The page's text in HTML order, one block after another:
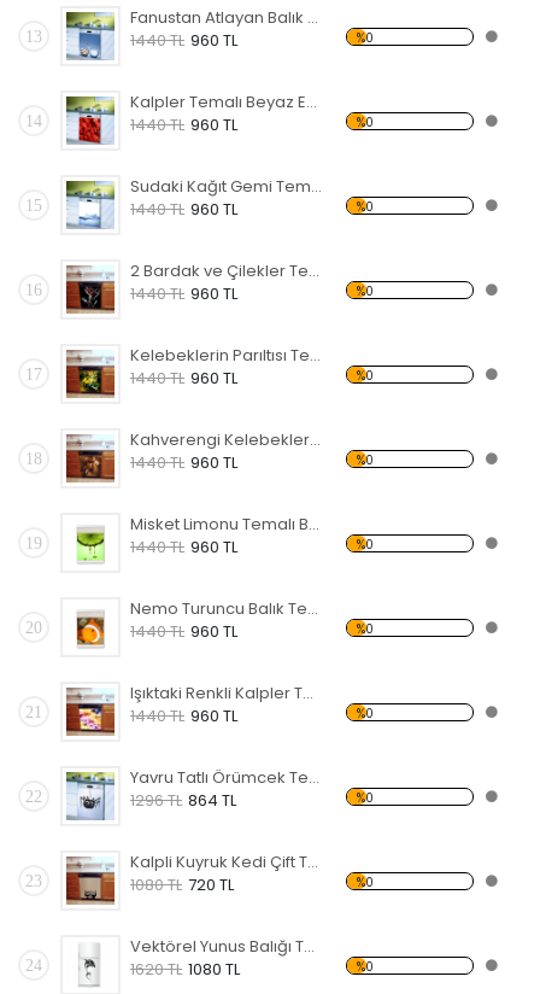
13
Fanustan Atlayan Balık Temalı Beyaz Eşya Sticker
1440 TL 960 TL %0
14
Kalpler Temalı Beyaz Eşya Sticker
1440 TL 960 TL %0
15
Sudaki Kağıt Gemi Temalı Beyaz Eşya Sticker
1440 TL 960 TL %0
16
2 Bardak ve Çilekler Temalı Beyaz Eşya Sticker
1440 TL 960 TL %0
17
Kelebeklerin Parıltısı Temalı Beyaz Eşya Sticker
1440 TL 960 TL %0
18
Kahverengi Kelebekler Temalı Beyaz Eşya Sticker
1440 TL 960 TL %0
19
Misket Limonu Temalı Beyaz Eşya Sticker
1440 TL 960 TL %0
20
Nemo Turuncu Balık Temalı Beyaz Eşya Sticker
1440 TL 960 TL %0
21
Işıktaki Renkli Kalpler Temalı Beyaz Eşya Sticker
1440 TL 960 TL %0
22
Yavru Tatlı Örümcek Temalı Beyaz Eşya Sticker
1296 TL 864 TL %0
23
Kalpli Kuyruk Kedi Çift Temalı Beyaz Eşya Sticker
1080 TL 720 TL %0
24
Vektörel Yunus Balığı Temalı Beyaz Eşya Sticker
1620 TL 1080 TL %0